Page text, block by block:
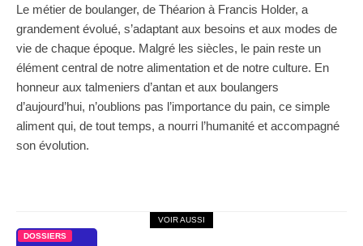
Le métier de boulanger, de Théarion à Francis Holder, a
grandement évolué, s’adaptant aux besoins et aux modes de
vie de chaque époque. Malgré les siècles, le pain reste un
élément central de notre alimentation et de notre culture. En
honneur aux talmeniers d’antan et aux boulangers
d’aujourd’hui, n’oublions pas l’importance du pain, ce simple
aliment qui, de tout temps, a nourri l’humanité et accompagné
son évolution.
VOIR AUSSI
DOSSIERS